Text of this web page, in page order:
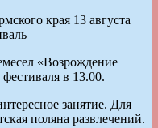
края 13 августа
«Возрождение
в 13.00.
занятие. Для
поляна развлечений.